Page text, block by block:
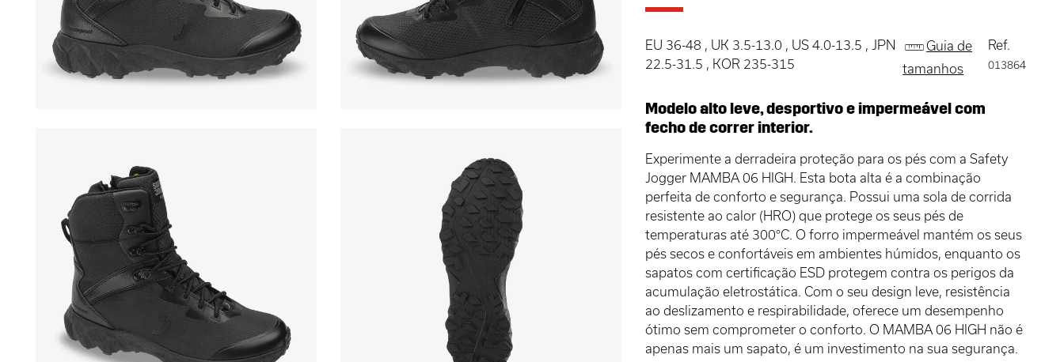
EU 36-48 , UK 3.5-13.0 , US 4.0-13.5 , JPN
22.5-31.5 , KOR 235-315
Guia de
tamanhos
Ref.
013864
Modelo alto leve, desportivo e impermeável com
fecho de correr interior.
Experimente a derradeira proteção para os pés com a Safety
Jogger MAMBA 06 HIGH. Esta bota alta é a combinação
perfeita de conforto e segurança. Possui uma sola de corrida
resistente ao calor (HRO) que protege os seus pés de
temperaturas até 300°C. O forro impermeável mantém os seus
pés secos e confortáveis em ambientes húmidos, enquanto os
sapatos com certificação ESD protegem contra os perigos da
acumulação eletrostática. Com o seu design leve, resistência
ao deslizamento e respirabilidade, oferece um desempenho
ótimo sem comprometer o conforto. O MAMBA 06 HIGH não é
apenas mais um sapato, é um investimento na sua segurança.